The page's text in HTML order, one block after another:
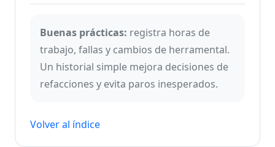
Buenas prácticas: registra horas de
trabajo, fallas y cambios de herramental.
Un historial simple mejora decisiones de
refacciones y evita paros inesperados.
Volver al índice